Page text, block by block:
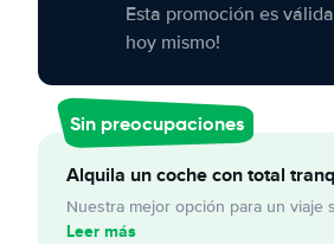
Esta promoción es
hoy mismo!
Sin preocupaciones
Alquila un coche con total
Nuestra mejor opción para un viaje
Leer más